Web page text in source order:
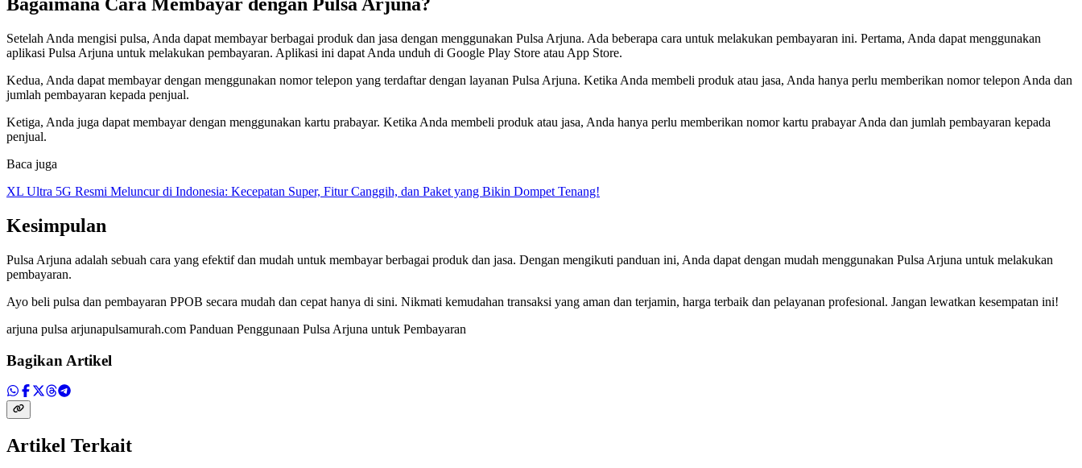
Bagaimana Cara Membayar dengan Pulsa Arjuna?
Setelah Anda mengisi pulsa, Anda dapat membayar berbagai produk dan jasa dengan menggunakan Pulsa Arjuna. Ada beberapa cara untuk melakukan pembayaran ini. Pertama, Anda dapat menggunakan
aplikasi Pulsa Arjuna untuk melakukan pembayaran. Aplikasi ini dapat Anda unduh di Google Play Store atau App Store.
Kedua, Anda dapat membayar dengan menggunakan nomor telepon yang terdaftar dengan layanan Pulsa Arjuna. Ketika Anda membeli produk atau jasa, Anda hanya perlu memberikan nomor telepon Anda dan
jumlah pembayaran kepada penjual.
Ketiga, Anda juga dapat membayar dengan menggunakan kartu prabayar. Ketika Anda membeli produk atau jasa, Anda hanya perlu memberikan nomor kartu prabayar Anda dan jumlah pembayaran kepada
penjual.
Baca juga
XL Ultra 5G Resmi Meluncur di Indonesia: Kecepatan Super, Fitur Canggih, dan Paket yang Bikin Dompet Tenang!
Kesimpulan
Pulsa Arjuna adalah sebuah cara yang efektif dan mudah untuk membayar berbagai produk dan jasa. Dengan mengikuti panduan ini, Anda dapat dengan mudah menggunakan Pulsa Arjuna untuk melakukan
pembayaran.
Ayo beli pulsa dan pembayaran PPOB secara mudah dan cepat hanya di sini. Nikmati kemudahan transaksi yang aman dan terjamin, harga terbaik dan pelayanan profesional. Jangan lewatkan kesempatan ini!
arjuna pulsa arjunapulsamurah.com Panduan Penggunaan Pulsa Arjuna untuk Pembayaran
Bagikan Artikel
Artikel Terkait